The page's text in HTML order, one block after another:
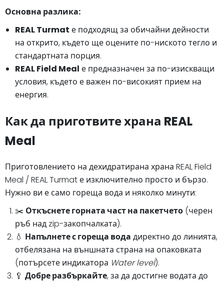
Основна разлика:
REAL Turmat е подходящ за обичайни дейности
на открито, където ще оцените по-ниското тегло и
стандартната порция.
REAL Field Meal е предназначен за по-изискващи
условия, където е важен по-високият прием на
енергия.
Как да приготвите храна REAL
Meal
Приготовлението на дехидратирана храна REAL Field
Meal / REAL Turmat е изключително просто и бързо.
Нужно ви е само гореща вода и няколко минути:
✂️ Откъснете горната част на пакетчето (черен
ръб над zip-закопчалката).
💧 Напълнете с гореща вода директно до линията,
отбелязана на външната страна на опаковката
(потърсете индикатора Water level).
🥄 Добре разбъркайте, за да достигне водата до